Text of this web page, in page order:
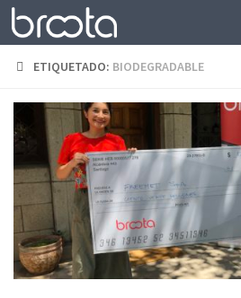
Saltar al contenido
ETIQUETADO: BIODEGRADABLE